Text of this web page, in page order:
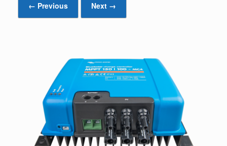
← Previous
Next →